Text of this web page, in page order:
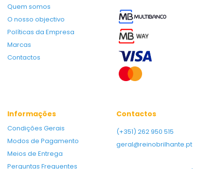
Quem somos
O nosso objectivo
Políticas da Empresa
Marcas
Contactos
Informações
Condições Gerais
Modos de Pagamento
Meios de Entrega
Perguntas Frequentes
Contactos
(+351) 262 950 515
geral@reinobrilhante.pt